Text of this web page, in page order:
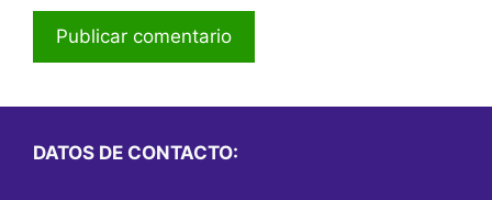
DATOS DE CONTACTO: